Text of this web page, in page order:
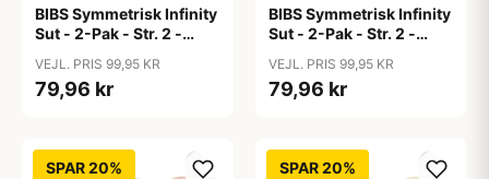
BIBS Symmetrisk Infinity
Sut - 2-Pak - Str. 2 -
Blossom/Dusky Lilac
VEJL. PRIS 99,95 KR
79,96 kr
BIBS Symmetrisk Infinity
Sut - 2-Pak - Str. 2 -
Blush/Woodchuck
VEJL. PRIS 99,95 KR
79,96 kr
SPAR 20% SPAR 20%